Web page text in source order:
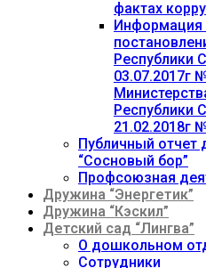
фактах
Информация
Республики
03.07.2017г
Республики
21.02.2018г
Публичный отчет
“Сосновый бор”
Профсоюзная
Дружина “Энергетик”
Дружина “Кэскил”
Детский сад “Лингва”
О дошкольном
Сотрудники